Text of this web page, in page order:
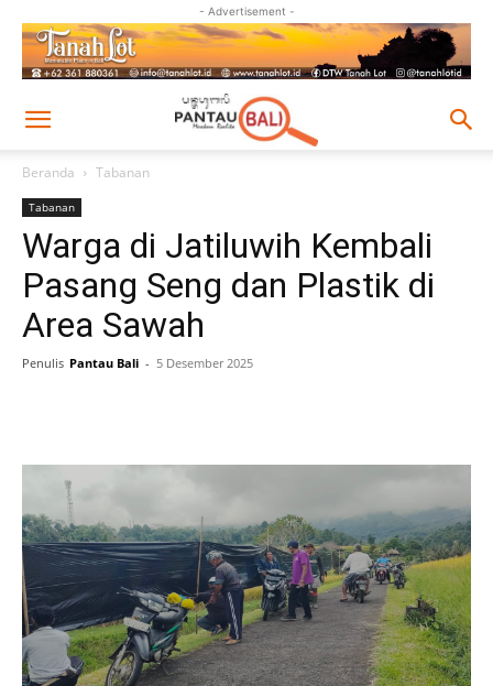
- Advertisement -
Beranda Tabanan
Tabanan
Warga di Jatiluwih Kembali
Pasang Seng dan Plastik di
Area Sawah
Penulis Pantau Bali - 5 Desember 2025